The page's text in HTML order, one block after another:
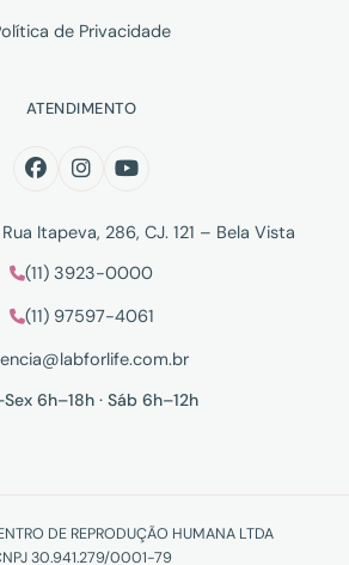
de Privacidade
ATENDIMENTO
Rua Itapeva, 286, CJ. 121 – Bela Vista
(11) 3923-0000
(11) 97597-4061
6h–18h · Sáb 6h–12h
DE REPRODUÇÃO HUMANA LTDA
30.941.279/0001-79